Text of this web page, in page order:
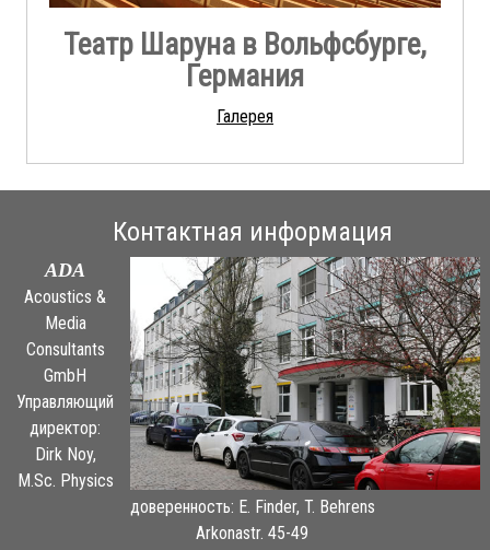
Театр Шаруна в Вольфсбурге,
Германия
Галерея
Контактная информация
ADA
Acoustics &
Media
Consultants
GmbH
Управляющий
директор:
Dirk Noy,
M.Sc. Physics
доверенность: E. Finder, T. Behrens
Arkonastr. 45-49